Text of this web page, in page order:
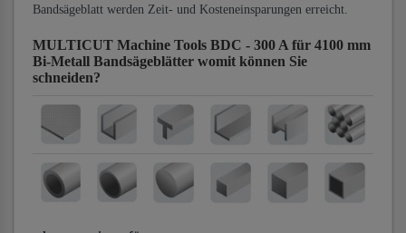
Bandsägeblatt werden Zeit- und Kosteneinsparungen erreicht.
MULTICUT Machine Tools BDC - 300 A für 4100 mm
Bi-Metall Bandsägeblätter womit können Sie
schneiden?